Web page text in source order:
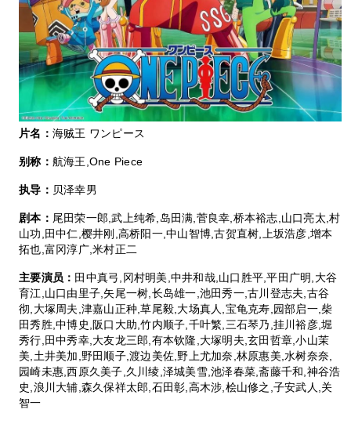
片名： 海贼王 ワンピース
别称： 航海王,One Piece
执导： 贝泽幸男
剧本： 尾田荣一郎,武上纯希,岛田满,菅良幸,桥本裕志,山口亮太,村
山功,田中仁,樱井刚,高桥阳一,中山智博,古贺直树,上坂浩彦,增本
拓也,富冈淳广,米村正二
主要演员： 田中真弓,冈村明美,中井和哉,山口胜平,平田广明,大谷
育江,山口由里子,矢尾一树,长岛雄一,池田秀一,古川登志夫,古谷
彻,大塚周夫,津嘉山正种,草尾毅,大场真人,宝龟克寿,园部启一,柴
田秀胜,中博史,阪口大助,竹内顺子,千叶繁,三石琴乃,挂川裕彦,堀
秀行,田中秀幸,大友龙三郎,有本钦隆,大塚明夫,玄田哲章,小山茉
美,土井美加,野田顺子,渡边美佐,野上尤加奈,林原惠美,水树奈奈,
园崎未惠,西原久美子,久川绫,泽城美雪,池泽春菜,斋藤千和,神谷浩
史,浪川大辅,森久保祥太郎,石田彰,高木涉,桧山修之,子安武人,关
智一